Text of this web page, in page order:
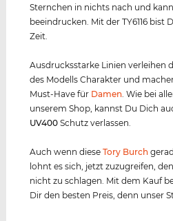
Sternchen in nichts nach und
beeindrucken. Mit der TY6116 bist
Zeit.
Ausdrucksstarke Linien verleihen
des Modells Charakter und
Must-Have für Damen. Wie bei
unserem Shop, kannst Du Dich
UV400 Schutz verlassen.
Auch wenn dieseTory Burch
lohnt es sich, jetzt zuzugreifen,
nicht zu schlagen. Mit dem Kauf
Dir den besten Preis, denn unser